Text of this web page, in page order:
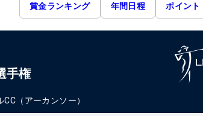
賞金ランキング 年間日程 ポイント
手権
CC（アーカンソー）